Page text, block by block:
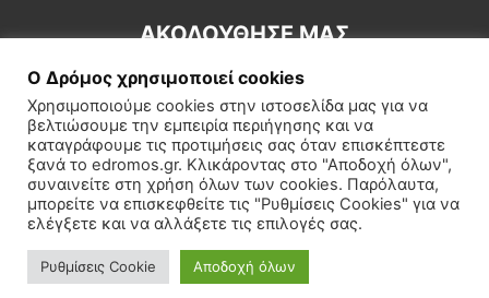
ΑΚΟΛΟΥΘΗΣΕ ΜΑΣ
Εγγραφή συνδρομητή Πολιτική Διεθνή Κοινωνία
Πολιτισμός Αφιερώματα
© Δρόμος της Αριστεράς
Ο Δρόμος χρησιμοποιεί cookies
Χρησιμοποιούμε cookies στην ιστοσελίδα μας για να
βελτιώσουμε την εμπειρία περιήγησης και να
καταγράφουμε τις προτιμήσεις σας όταν επισκέπτεστε
ξανά το edromos.gr. Κλικάροντας στο "Αποδοχή όλων",
συναινείτε στη χρήση όλων των cookies. Παρόλαυτα,
μπορείτε να επισκεφθείτε τις "Ρυθμίσεις Cookies" για να
ελέγξετε και να αλλάξετε τις επιλογές σας.
Ρυθμίσεις Cookie Αποδοχή όλων